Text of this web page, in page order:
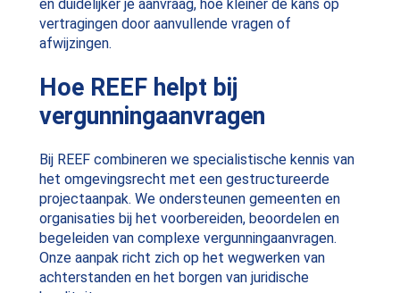
en duidelijker je aanvraag, hoe kleiner de kans op
vertragingen door aanvullende vragen of
afwijzingen.
Hoe REEF helpt bij
vergunningaanvragen
Bij REEF combineren we specialistische kennis van
het omgevingsrecht met een gestructureerde
projectaanpak. We ondersteunen gemeenten en
organisaties bij het voorbereiden, beoordelen en
begeleiden van complexe vergunningaanvragen.
Onze aanpak richt zich op het wegwerken van
achterstanden en het borgen van juridische